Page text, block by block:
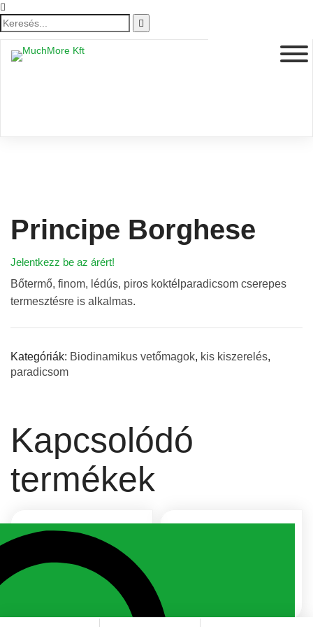
Principe Borghese
Jelentkezz be az árért!
Bőtermő, finom, lédús, piros koktélparadicsom cserepes
termesztésre is alkalmas.
Kategóriák: Biodinamikus vetőmagok, kis kiszerelés,
paradicsom
Kapcsolódó
termékek
Blaro
Jelentkezz be az árért!